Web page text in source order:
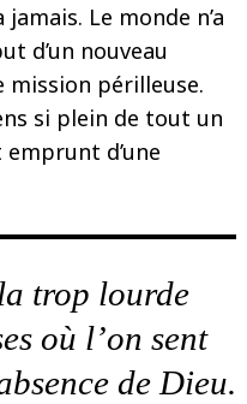
Le monde n’a
d’un nouveau
mission périlleuse.
si plein de tout un
d’une
trop lourde
où l’on sent
de Dieu.